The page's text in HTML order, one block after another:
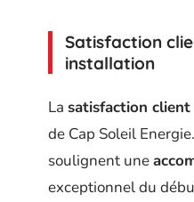
Satisfaction
installation
La satisfaction client
de Cap Soleil
soulignent une
exceptionnel du